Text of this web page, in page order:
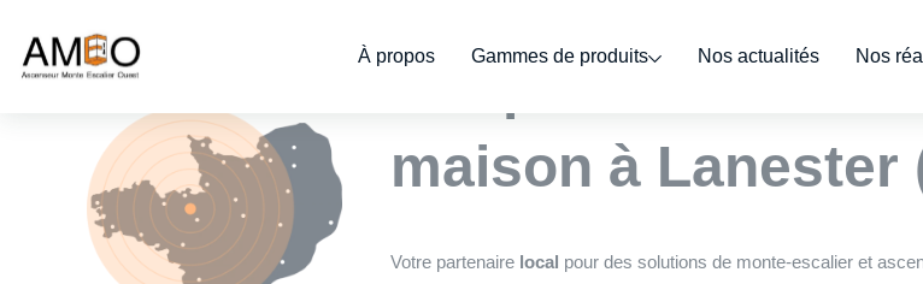
À propos Gammes de produits Nos actualités Nos
L’expert monte
maison à Lanester
Votre partenaire local pour des solutions de monte-escalier et